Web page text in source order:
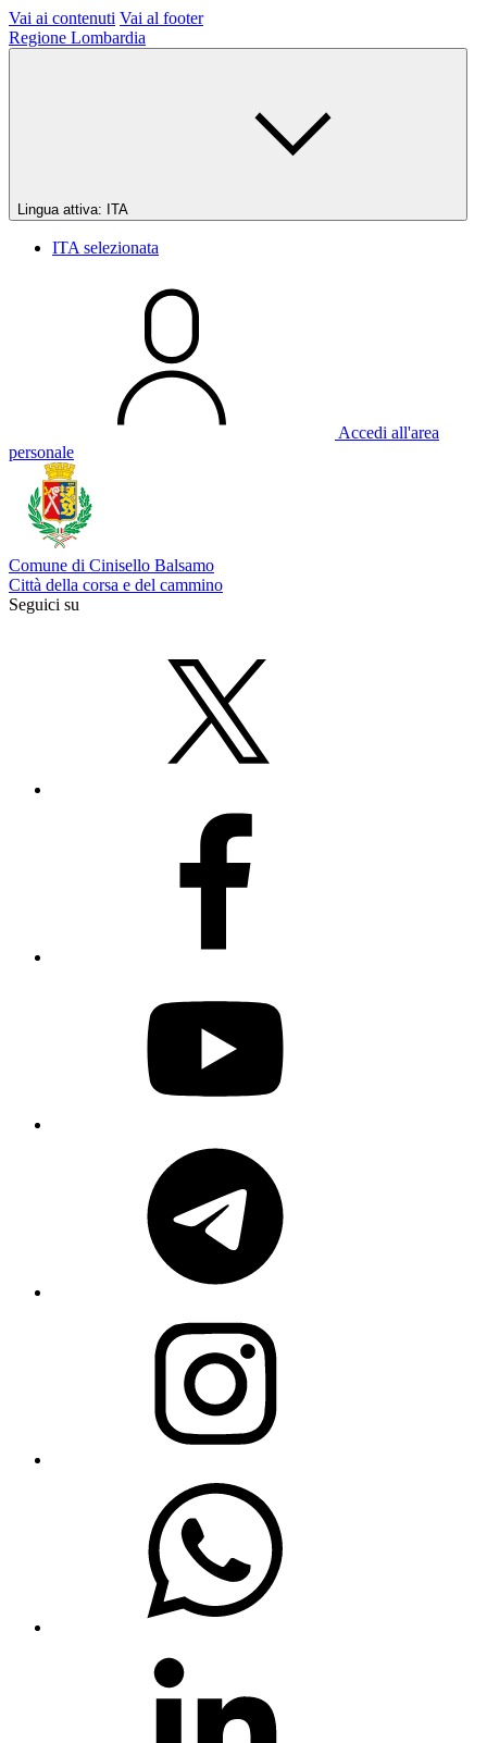
Vai ai contenuti Vai al footer
Regione Lombardia
Lingua attiva: ITA
ITA selezionata
Accedi all'area
personale
Comune di Cinisello Balsamo
Città della corsa e del cammino
Seguici su